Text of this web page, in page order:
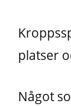
platser
Något